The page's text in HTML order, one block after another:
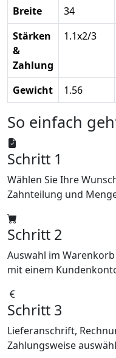
Breite
34
Stärken
&
Zahlung
1.1x2/3
Gewicht 1.56
So einfach
Schritt 1
Wählen Sie Ihre
Zahnteilung und
Schritt 2
Auswahl im
mit einem
Schritt 3
Lieferanschrift,
Zahlungsweise